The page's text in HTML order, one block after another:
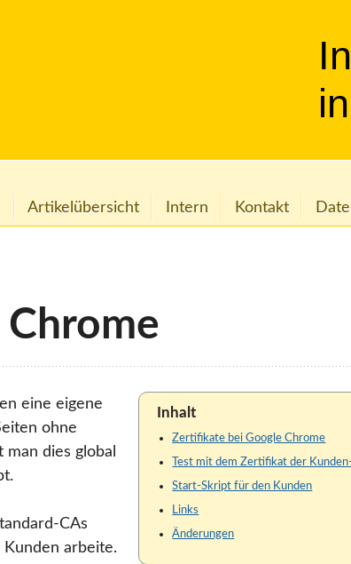
Artikelübersicht Intern Kontakt
Inhalt
Zertifikate bei Google Chrome
Test mit dem Zertifikat der
Start-Skript für den Kunden
Links
Änderungen
eine eigene
ohne
dies global
CAs
arbeite.